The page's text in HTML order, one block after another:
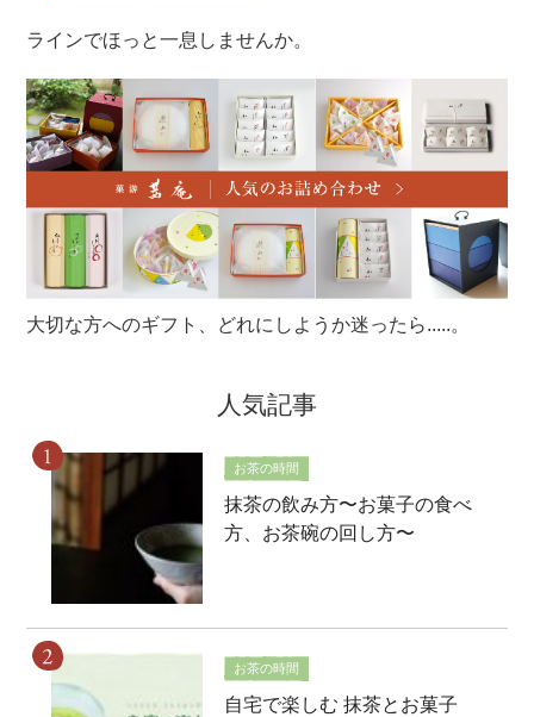
ラインでほっと一息しませんか。
大切な方へのギフト、どれにしようか迷ったら.....。
人気記事
お茶の時間
抹茶の飲み方〜お菓子の食べ
方、お茶碗の回し方〜
お茶の時間
自宅で楽しむ 抹茶とお菓子